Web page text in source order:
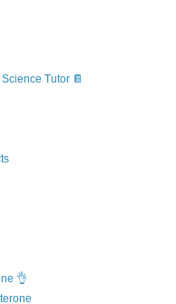
Tutor 📔
👌